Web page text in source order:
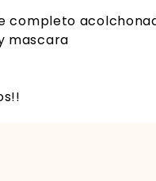
completo
mascara